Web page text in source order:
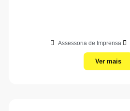
Assessoria de Imprensa
Ver mais